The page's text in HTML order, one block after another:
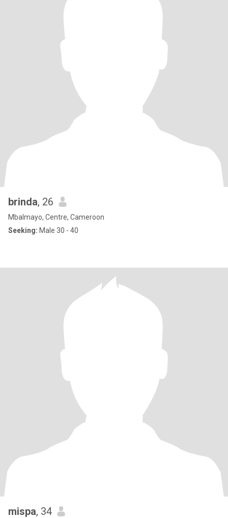
brinda, 26
Mbalmayo, Centre, Cameroon
Seeking: Male 30 - 40
mispa, 34